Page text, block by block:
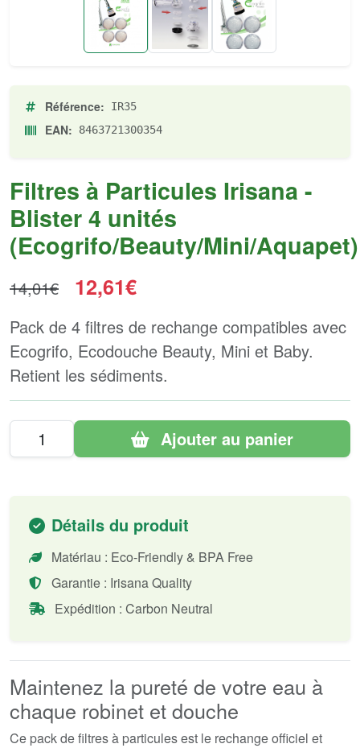
Référence: IR35
EAN: 8463721300354
Filtres à Particules Irisana -
Blister 4 unités
(Ecogrifo/Beauty/Mini/Aquapet)
14,01€ 12,61€
Pack de 4 filtres de rechange compatibles avec
Ecogrifo, Ecodouche Beauty, Mini et Baby.
Retient les sédiments.
Ajouter au panier
Détails du produit
Matériau : Eco-Friendly & BPA Free
Garantie : Irisana Quality
Expédition : Carbon Neutral
Maintenez la pureté de votre eau à
chaque robinet et douche
Ce pack de filtres à particules est le rechange officiel et